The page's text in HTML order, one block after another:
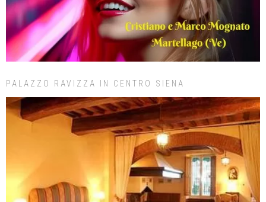
PALAZZO RAVIZZA IN CENTRO SIENA